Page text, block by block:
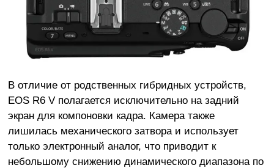
В отличие от родственных гибридных устройств,
EOS R6 V полагается исключительно на задний
экран для компоновки кадра. Камера также
лишилась механического затвора и использует
только электронный аналог, что приводит к
небольшому снижению динамического диапазона по